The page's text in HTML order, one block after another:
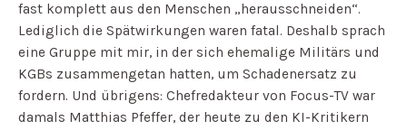
fast komplett aus den Menschen „herausschneiden“.
Lediglich die Spätwirkungen waren fatal. Deshalb sprach
eine Gruppe mit mir, in der sich ehemalige Militärs und
KGBs zusammengetan hatten, um Schadenersatz zu
fordern. Und übrigens: Chefredakteur von Focus-TV war
damals Matthias Pfeffer, der heute zu den KI-Kritikern